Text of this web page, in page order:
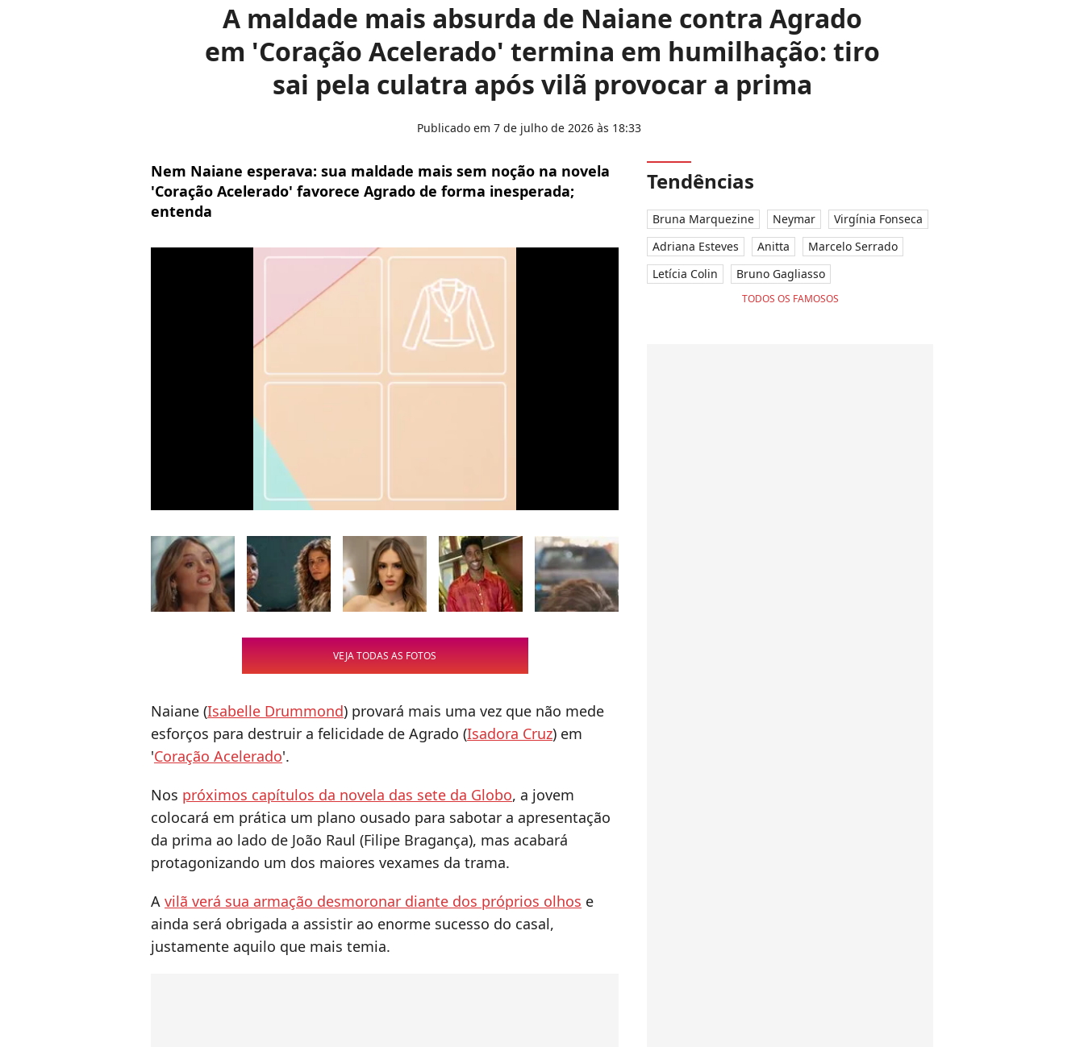
A maldade mais absurda de Naiane contra Agrado
em 'Coração Acelerado' termina em humilhação: tiro
sai pela culatra após vilã provocar a prima
Publicado em 7 de julho de 2026 às 18:33
Nem Naiane esperava: sua maldade mais sem noção na novela
'Coração Acelerado' favorece Agrado de forma inesperada;
entenda
VEJA TODAS AS FOTOS
Naiane (Isabelle Drummond) provará mais uma vez que não mede
esforços para destruir a felicidade de Agrado (Isadora Cruz) em
'Coração Acelerado'.
Nos próximos capítulos da novela das sete da Globo, a jovem
colocará em prática um plano ousado para sabotar a apresentação
da prima ao lado de João Raul (Filipe Bragança), mas acabará
protagonizando um dos maiores vexames da trama.
A vilã verá sua armação desmoronar diante dos próprios olhos e
ainda será obrigada a assistir ao enorme sucesso do casal,
justamente aquilo que mais temia.
Tendências
Bruna Marquezine Neymar
Virgínia Fonseca
Adriana Esteves
Anitta
Marcelo Serrado
Letícia Colin
Bruno Gagliasso
TODOS OS FAMOSOS